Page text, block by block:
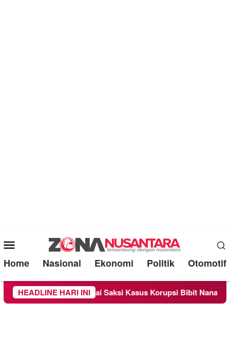
Mobile
Menu
Home Nasional Ekonomi Politik Otomotif
HEADLINE HARI INI
Sebagai Saksi Kasus Korupsi Bibit Nanas Sulsel Rp